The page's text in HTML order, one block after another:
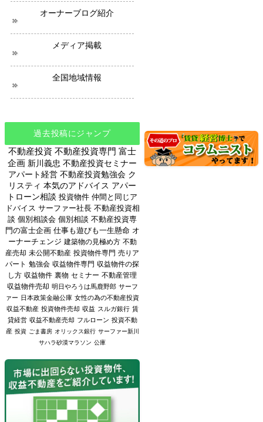
オーナーブログ紹介
メディア掲載
全国地域情報
過去投稿にジャンプ
不動産投資 不動産投資専門 富士
企画 新川義忠 不動産投資セミナー
アパート経営 不動産投資勉強会 ク
リスティ 本気のアドバイス アパー
トローン相談 投資物件 仲間と同じア
ドバイス サーファー社長 不動産投資相
談 個別相談会 個別相談 不動産投資専
門の富士企画 仕事も遊びも一生懸命 オ
ーナーチェンジ 建築物の見極め方 不動
産売却 未公開不動産 投資物件専門 売りア
パート 勉強会 収益物件専門 収益物件の探
し方 収益物件 裏物 セミナー 不動産管理
収益物件売却 明日やろうは馬鹿野郎 サーフ
ァー 日本政策金融公庫 女性の為の不動産投資
収益不動産 投資物件売却 収益 スルガ銀行 賃
貸経営 収益不動産売却 フルローン 投資不動
産 投資 ごま書房 オリックス銀行 サーファー新川
サハラ砂漠マラソン 公庫